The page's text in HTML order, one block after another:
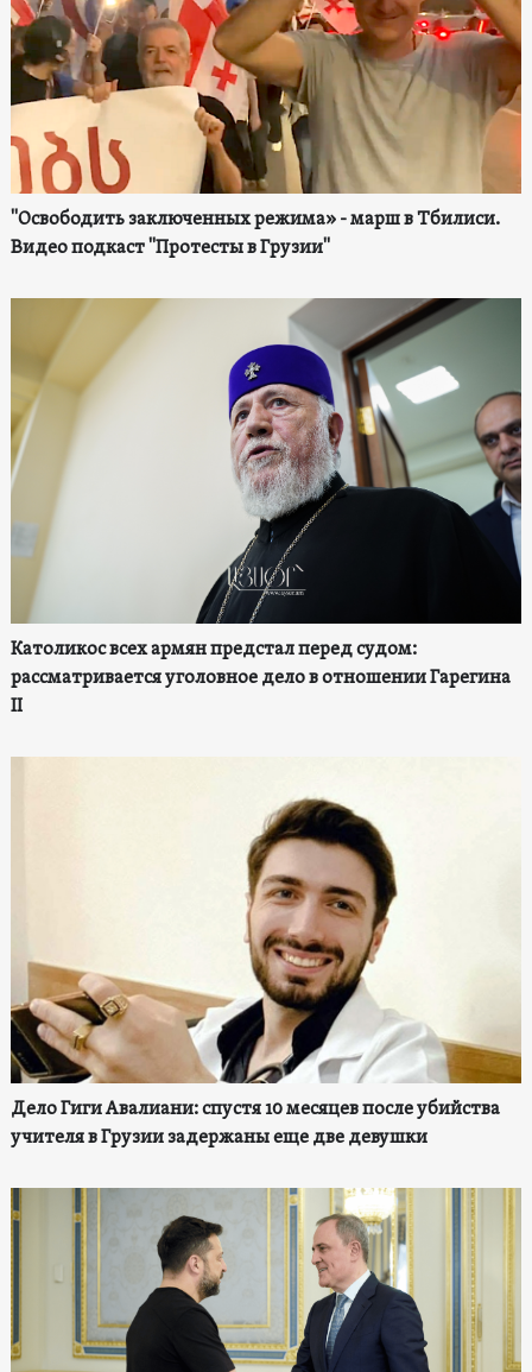
"Освободить заключенных режима» - марш в Тбилиси.
Видео подкаст "Протесты в Грузии"
Католикос всех армян предстал перед судом:
рассматривается уголовное дело в отношении Гарегина
II
Дело Гиги Авалиани: спустя 10 месяцев после убийства
учителя в Грузии задержаны еще две девушки